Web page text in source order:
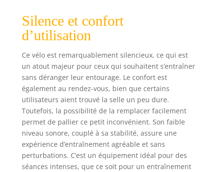
STABLE & SOLIDE] :
renforcé avec base
en I assure une
grande stabilité et
supporte jusqu’à
136 kg. Fabriqué
en acier industriel
avec un
revêtement laqué
résistant à l’usure,
il garantit une
longue durée de
vie.
Silence et confort
d’utilisation
Ce vélo est remarquablement silencieux, ce qui est
un atout majeur pour ceux qui souhaitent s’entraîner
sans déranger leur entourage. Le confort est
également au rendez-vous, bien que certains
utilisateurs aient trouvé la selle un peu dure.
Toutefois, la possibilité de la remplacer facilement
permet de pallier ce petit inconvénient. Son faible
niveau sonore, couplé à sa stabilité, assure une
expérience d’entraînement agréable et sans
perturbations. C’est un équipement idéal pour des
séances intenses, que ce soit pour un entraînement